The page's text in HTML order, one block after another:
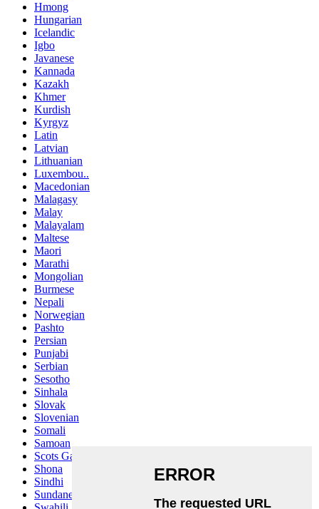
Hmong
Hungarian
Icelandic
Igbo
Javanese
Kannada
Kazakh
Khmer
Kurdish
Kyrgyz
Latin
Latvian
Lithuanian
Luxembou..
Macedonian
Malagasy
Malay
Malayalam
Maltese
Maori
Marathi
Mongolian
Burmese
Nepali
Norwegian
Pashto
Persian
Punjabi
Serbian
Sesotho
Sinhala
Slovak
Slovenian
Somali
Samoan
Scots Gaelic
Shona
Sindhi
Sundanese